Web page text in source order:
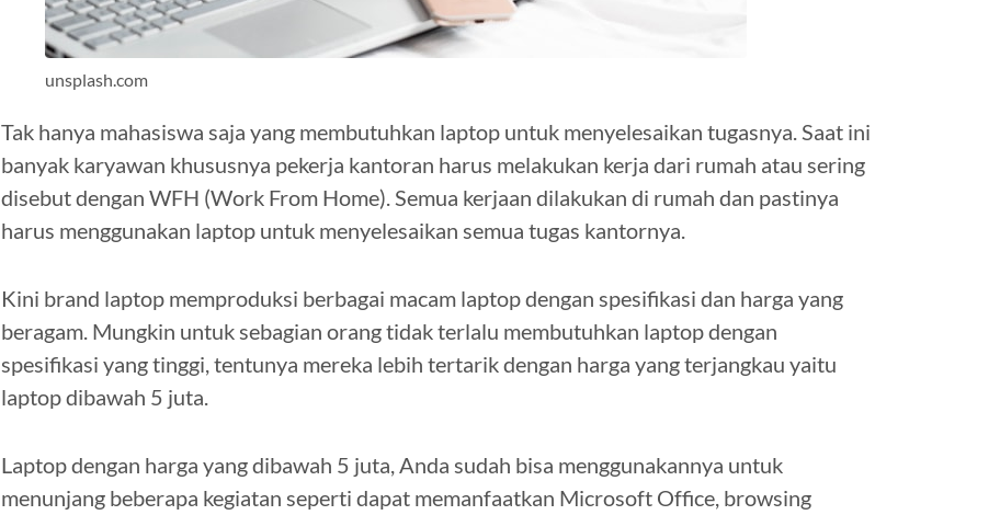
unsplash.com
Tak hanya mahasiswa saja yang membutuhkan laptop untuk menyelesaikan tugasnya. Saat ini
banyak karyawan khususnya pekerja kantoran harus melakukan kerja dari rumah atau sering
disebut dengan WFH (Work From Home). Semua kerjaan dilakukan di rumah dan pastinya
harus menggunakan laptop untuk menyelesaikan semua tugas kantornya.
Kini brand laptop memproduksi berbagai macam laptop dengan spesifikasi dan harga yang
beragam. Mungkin untuk sebagian orang tidak terlalu membutuhkan laptop dengan
spesifikasi yang tinggi, tentunya mereka lebih tertarik dengan harga yang terjangkau yaitu
laptop dibawah 5 juta.
Laptop dengan harga yang dibawah 5 juta, Anda sudah bisa menggunakannya untuk
menunjang beberapa kegiatan seperti dapat memanfaatkan Microsoft Office, browsing